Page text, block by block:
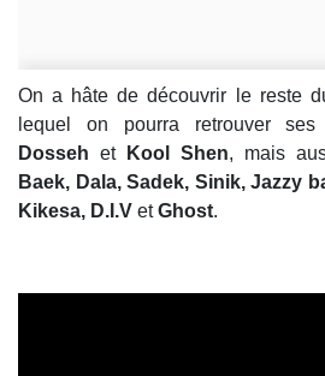
On a hâte de découvrir le reste
lequel on pourra retrouver
Dosseh et Kool Shen, mais
Baek, Dala, Sadek, Sinik, Jazzy
Kikesa, D.I.V etGhost.